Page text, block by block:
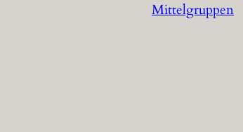
Mittelgruppen